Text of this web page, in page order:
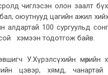
чиглэсэн олон заалт
оюутнууд цагийн ажил
алдартай 100 сургуульд
хэмээн тодотгож байв.
У.Хүрэлсүхийн мөрийн
цэвэр, хямд, чанартай